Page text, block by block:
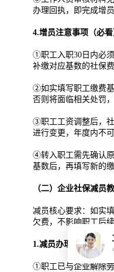
办理回执，即完成增员
4.增员注意事项（必看
①职工入职30日内必
补缴对应基数的社保
②如实填写职工缴费基
否则将面临相关处罚
③职工工资调整后，
进行变更，年度内不可
④转入职工需先确认
基数后，再填写新的缴
（二）企业社保减员
减员核心要求：如实
欠费，不影响职工后
1.减员办理前提
①职工已与企业解除